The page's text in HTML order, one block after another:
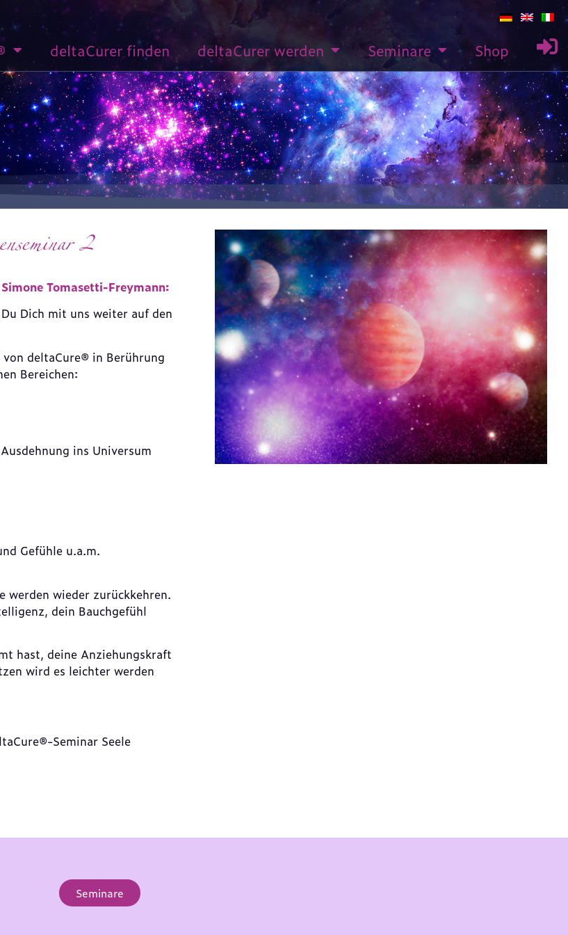
deltaCurer finden deltaCurer werden Seminare Shop
2
Tomasetti-Freymann:
Dich mit uns weiter auf den
deltaCure® in Berührung
Bereichen:
ins Universum
Gefühle u.a.m.
werden wieder zurückkehren.
dein Bauchgefühl
hast, deine Anziehungskraft
wird es leichter werden
Seminar Seele
Seminare